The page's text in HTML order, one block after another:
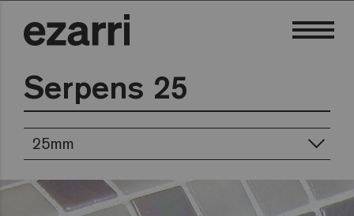
Serpens 25
25mm